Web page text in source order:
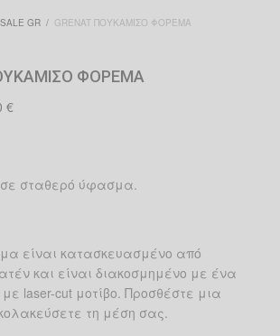
SALE GR / GRENAT ΠΟΥΚΆΜΙΣΟ ΦΌΡΕΜΑ
ΦΌΡΕΜΑ
€Η
τρέχουσα
σταθερό ύφασμα.
είναι κατασκευασμένο από
και είναι διακοσμημένο με ένα
laser-cut μοτίβο. Προσθέστε μια
τη μέση σας.